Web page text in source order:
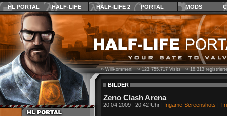
HL PORTAL HALF-LIFE HALF-LIFE 2 PORTAL MODS
›› Willkommen! ››123.755.717Visits ››18.313
BILDER
Zeno Clash Arena
20.04.2009 | 20:42 Uhr | Ingame-Screenshots |